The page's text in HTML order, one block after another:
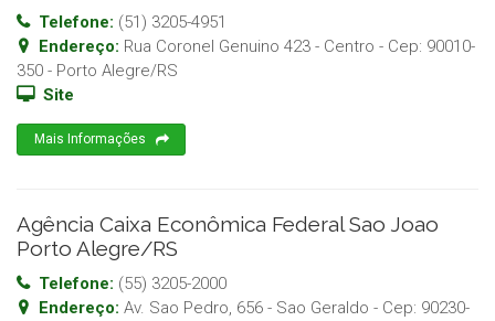
Telefone: (51) 3205-4951
Endereço: Rua Coronel Genuino 423 - Centro - Cep: 90010-
350 - Porto Alegre/RS
Site
Mais Informações
Agência Caixa Econômica Federal Sao Joao
Porto Alegre/RS
Telefone: (55) 3205-2000
Endereço: Av. Sao Pedro, 656 - Sao Geraldo - Cep: 90230-